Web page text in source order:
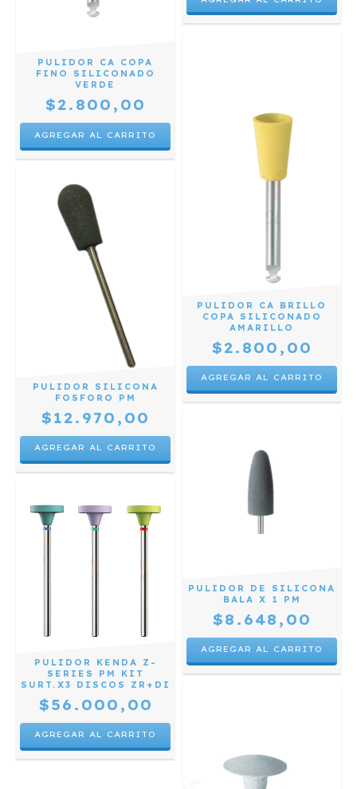
PULIDOR CA COPA
FINO SILICONADO
VERDE
$2.800,00
PULIDOR CA BRILLO
COPA SILICONADO
AMARILLO
$2.800,00
PULIDOR SILICONA
FOSFORO PM
$12.970,00
PULIDOR DE SILICONA
BALA X 1 PM
$8.648,00
PULIDOR KENDA Z-
SERIES PM KIT
SURT.X3 DISCOS ZR+DI
$56.000,00